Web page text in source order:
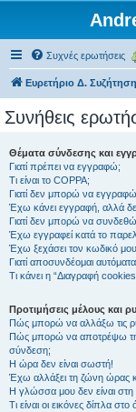
Συχνές ερωτήσεις
Ευρετήριο Δ.
Συνήθεις
Θέματα σύνδεσης και
Γιατί πρέπει να εγγραφώ;
Τι είναι το COPPA;
Γιατί δεν μπορώ να
Έχω κάνει εγγραφή, αλλά
Γιατί δεν μπορώ να
Έχω εγγραφεί κατά το
Έχω ξεχάσει τον κωδικό
Γιατί αποσυνδέομαι
Τι κάνει η “Διαγραφή
Προτιμήσεις μέλους και
Πώς μπορώ να αλλάξω τις
Πώς μπορώ να αποτρέψω
σύνδεση;
Η ώρα δεν είναι σωστή!
Έχω αλλάξει τη ζώνη ώρας
Η γλώσσα μου δεν είναι στη
Τι είναι οι εικόνες δίπλα